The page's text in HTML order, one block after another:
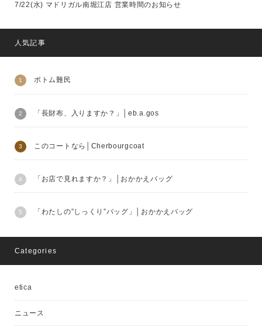
7/22(水) マドリガル南堀江店 営業時間のお知らせ
人気記事
ボトム難民
「長財布、入りますか？」│eb.a.gos
このコートなら│Cherbourgcoat
「お店で見れますか？」│おかかえバッグ
「わたしの”しっくり”バッグ」│おかかえバッグ
Categories
etica
ニュース